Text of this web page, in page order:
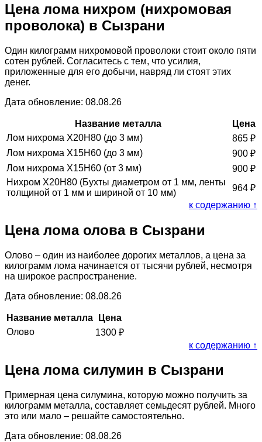
Цена лома нихром (нихромовая
проволока) в Сызрани
Один килограмм нихромовой проволоки стоит около пяти
сотен рублей. Согласитесь с тем, что усилия,
приложенные для его добычи, навряд ли стоят этих
денег.
Дата обновление: 08.08.26
Название металла
Цена
Лом нихрома Х20Н80 (до 3 мм)
865 ₽
Лом нихрома Х15Н60 (до 3 мм)
900 ₽
Лом нихрома Х15Н60 (от 3 мм)
900 ₽
Нихром Х20Н80 (Бухты диаметром от 1 мм, ленты
толщиной от 1 мм и шириной от 10 мм)
964 ₽
к содержанию ↑
Цена лома олова в Сызрани
Олово – один из наиболее дорогих металлов, а цена за
килограмм лома начинается от тысячи рублей, несмотря
на широкое распространение.
Дата обновление: 08.08.26
Название металла
Цена
Олово
1300 ₽
к содержанию ↑
Цена лома силумин в Сызрани
Примерная цена силумина, которую можно получить за
килограмм металла, составляет семьдесят рублей. Много
это или мало – решайте самостоятельно.
Дата обновление: 08.08.26